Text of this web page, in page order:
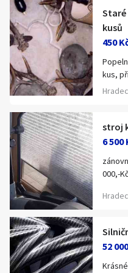
pro
stavu
hry:
1.
990,-
3.
Staré
kusů
450
kus,
stroj
6 500
000,-Kč
52